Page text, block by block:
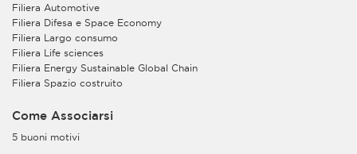
Filiera Automotive
Filiera Difesa e Space Economy
Filiera Largo consumo
Filiera Life sciences
Filiera Energy Sustainable Global Chain
Filiera Spazio costruito
Come Associarsi
5 buoni motivi